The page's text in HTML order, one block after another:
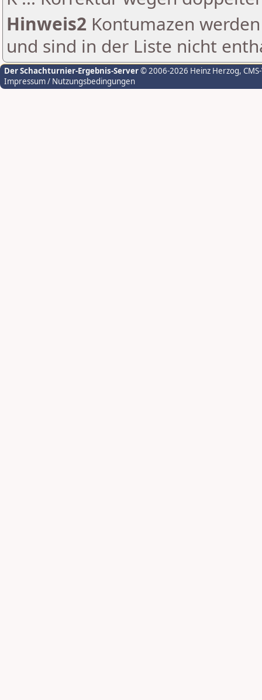
Hinweis2 Kontumazen
und sind in der Liste nicht
Der Schachturnier-Ergebnis-Server© 2006-2026 Heinz Herzog,
Impressum / Nutzungsbedingungen